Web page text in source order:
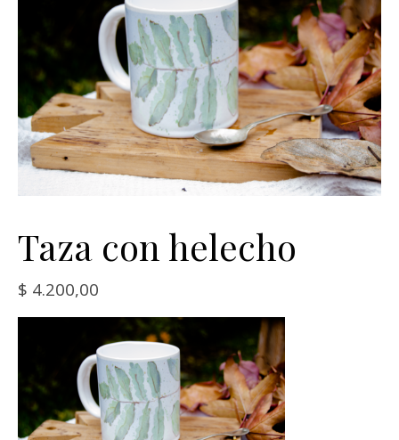
Taza con helecho
$ 4.200,00